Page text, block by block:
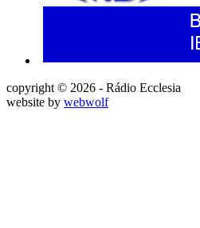
copyright © 2026 - Rádio Ecclesia
website by webwolf